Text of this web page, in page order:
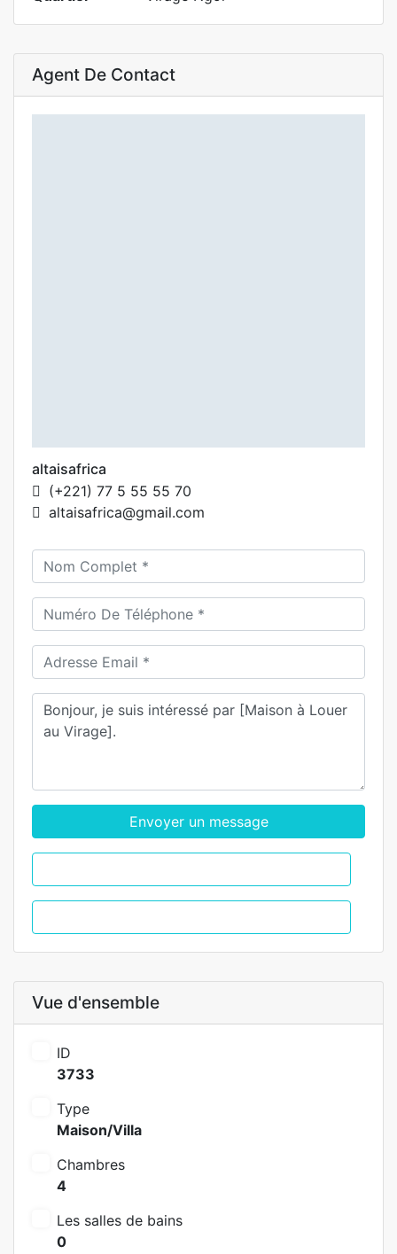
Agent De Contact
altaisafrica
(+221) 77 5 55 55 70
altaisafrica@gmail.com
Envoyer un message
Vue d'ensemble
ID
3733
Type
Maison/Villa
Chambres
4
Les salles de bains
0